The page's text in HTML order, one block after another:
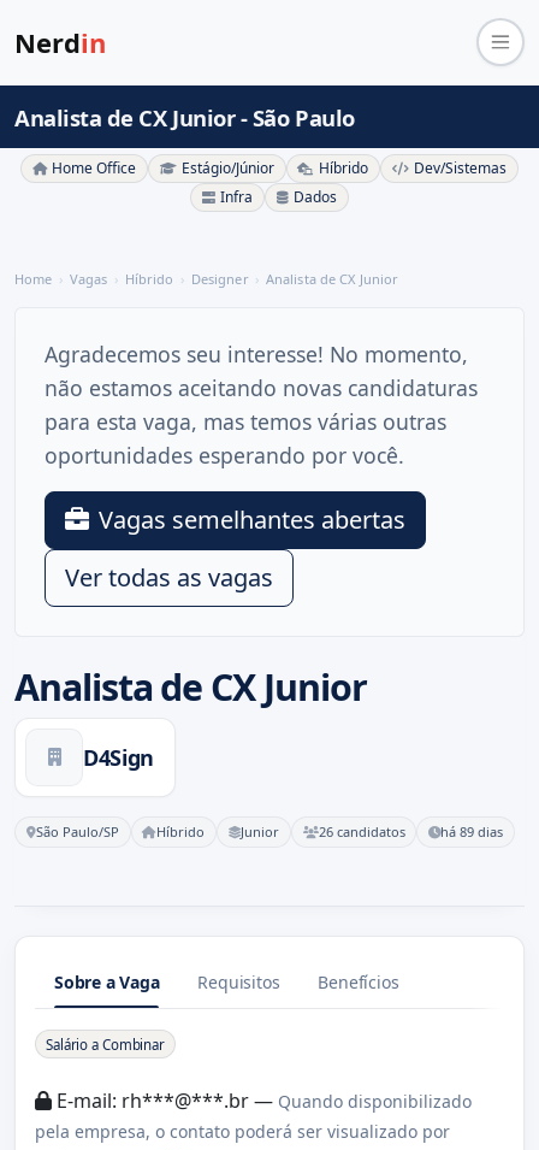
Nerdin
Analista de CX Junior - São Paulo
Home Office Estágio/Júnior Híbrido
Dev/Sistemas
Infra
Dados
Home Vagas Híbrido Designer Analista de CX Junior
Analista de CX Junior
D4Sign
São Paulo/SP Híbrido Junior 26 candidatos há 89 dias
Agradecemos seu interesse! No momento,
não estamos aceitando novas candidaturas
para esta vaga, mas temos várias outras
oportunidades esperando por você.
Vagas semelhantes abertas
Ver todas as vagas
Sobre a Vaga Requisitos Benefícios
Sobre a Vaga
Salário a Combinar
E-mail: rh***@***.br — Quando disponibilizado
pela empresa, o contato poderá ser visualizado por